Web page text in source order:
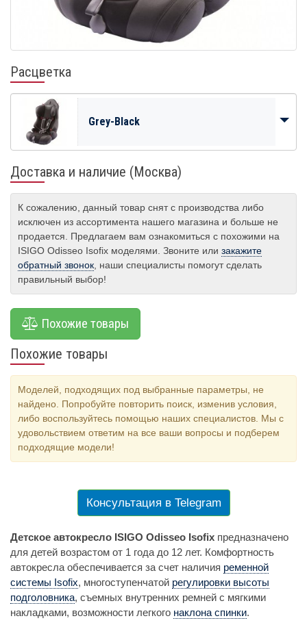
Расцветка
Grey-Black
Доставка и наличие (Москва)
К сожалению, данный товар снят с производства либо
исключен из ассортимента нашего магазина и больше не
продается. Предлагаем вам ознакомиться с похожими на
ISIGO Odisseo Isofix моделями. Звоните или закажите
обратный звонок, наши специалисты помогут сделать
правильный выбор!
Похожие товары
Похожие товары
Моделей, подходящих под выбранные параметры, не
найдено. Попробуйте повторить поиск, изменив условия,
либо воспользуйтесь помощью наших специалистов. Мы с
удовольствием ответим на все ваши вопросы и подберем
подходящие модели!
Консультация в Telegram
Детское автокресло ISIGO Odisseo Isofix предназначено
для детей возрастом от 1 года до 12 лет. Комфортность
автокресла обеспечивается за счет наличия ременной
системы Isofix, многоступенчатой регулировки высоты
подголовника, съемных внутренних ремней с мягкими
накладками, возможности легкого наклона спинки.